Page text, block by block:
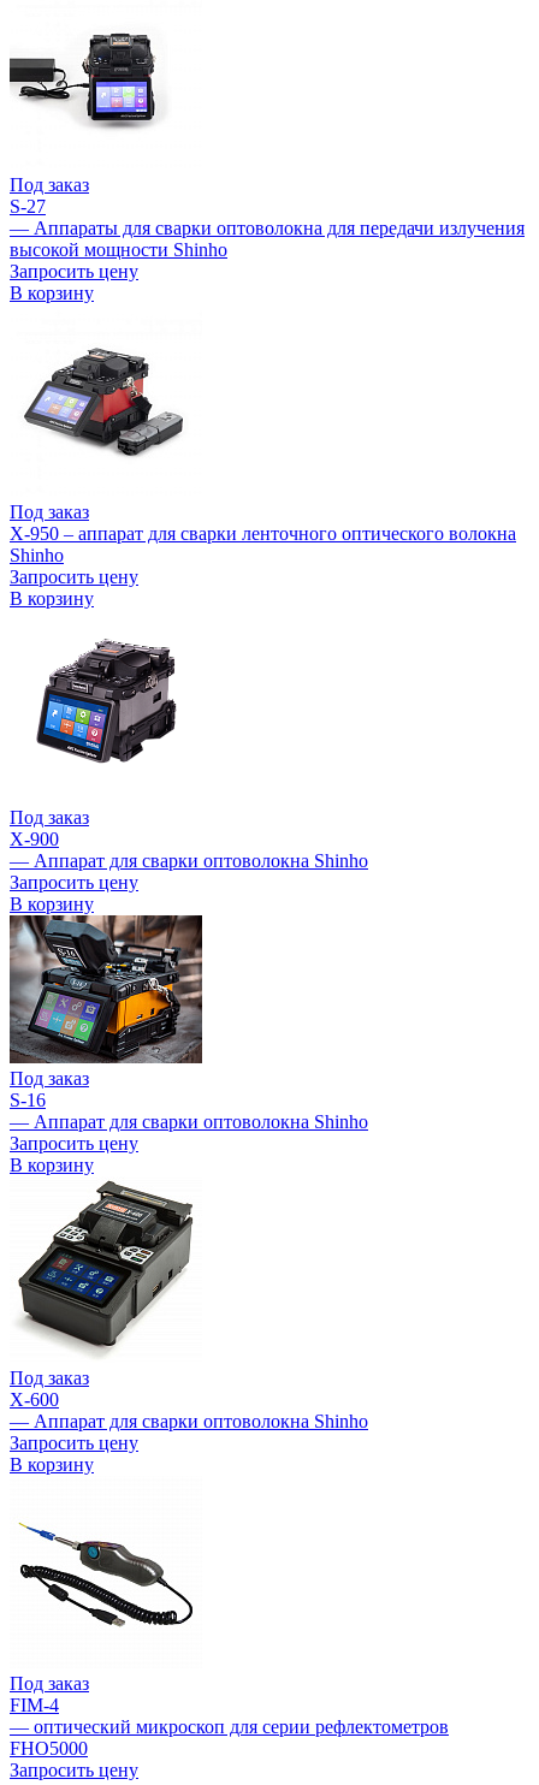
Под заказ
S-27
— Аппараты для сварки оптоволокна для передачи излучения
высокой мощности Shinho
Запросить цену
В корзину
Под заказ
X-950 – аппарат для сварки ленточного оптического волокна
Shinho
Запросить цену
В корзину
Под заказ
X-900
— Аппарат для сварки оптоволокна Shinho
Запросить цену
В корзину
Под заказ
S-16
— Аппарат для сварки оптоволокна Shinho
Запросить цену
В корзину
Под заказ
X-600
— Аппарат для сварки оптоволокна Shinho
Запросить цену
В корзину
Под заказ
FIM-4
— оптический микроскоп для серии рефлектометров
FHO5000
Запросить цену